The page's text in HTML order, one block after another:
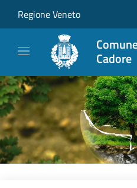
Regione Veneto
Cadore